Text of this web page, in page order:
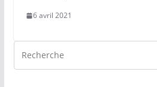
6 avril 2021